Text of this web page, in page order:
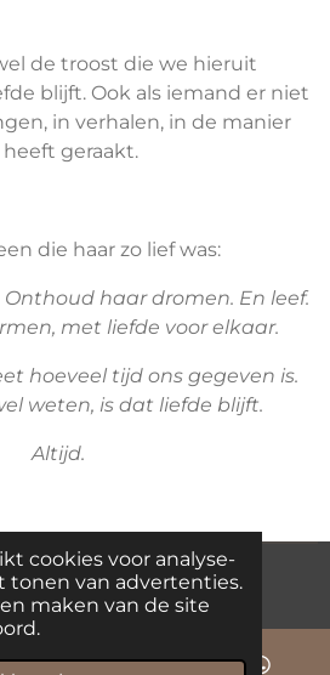
cookies voor analyse-
tonen van advertenties.
maken van de site
de troost die we hieruit
blijft. Ook als iemand er niet
in verhalen, in de manier
geraakt.
die haar zo lief was:
haar dromen. En leef.
met liefde voor elkaar.
hoeveel tijd ons gegeven is.
weten, is dat liefde blijft.
Altijd.